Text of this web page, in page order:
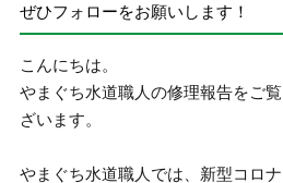
ぜひフォローをお願いします！
こんにちは。
やまぐち水道職人の修理報告をご
ざいます。
やまぐち水道職人では、新型コロ